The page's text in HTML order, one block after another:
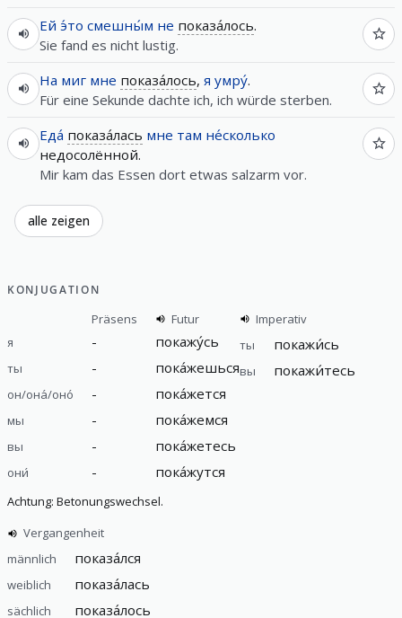
Ей э́то смешны́м не показа́лось.
Sie fand es nicht lustig.
На миг мне показа́лось, я умру́.
Für eine Sekunde dachte ich, ich würde sterben.
Еда́ показа́лась мне там не́сколько
недосолённой.
Mir kam das Essen dort etwas salzarm vor.
alle zeigen
KONJUGATION
Präsens
Futur
я
- покажу́сь
ты - пока́жешься
он/она́/оно́ - пока́жется
мы - пока́жемся
вы - пока́жетесь
они́ - пока́жутся
Achtung: Betonungswechsel.
Imperativ
ты
покажи́сь
вы покажи́тесь
Vergangenheit
männlich
показа́лся
weiblich показа́лась
sächlich показа́лось